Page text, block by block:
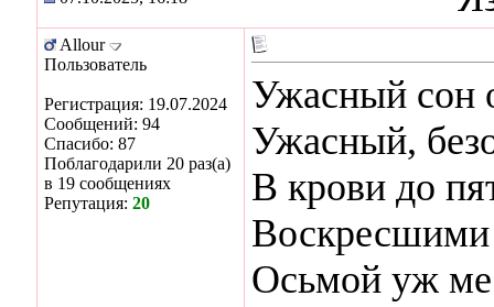
Allour
Пользователь
Регистрация: 19.07.2024
Сообщений: 94
Спасибо: 87
Поблагодарили 20 раз(а)
в 19 сообщениях
Репутация: 20
Ужасный сон
Ужасный,
В крови до
Воскресшими
Осьмой уж